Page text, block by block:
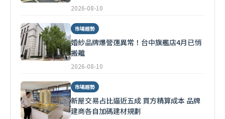
2026-08-10
市場趨勢
婚紗品牌爆營運異常！台中旗艦店4月已悄
搬離
2026-08-10
市場趨勢
新屋交易占比逼近五成 買方精算成本 品牌
建商各自加碼建材規劃